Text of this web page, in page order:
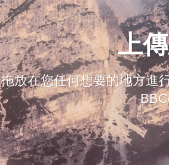
上
拖放在您任何想要的地方進